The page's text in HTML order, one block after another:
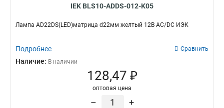
IEK BLS10-ADDS-012-K05
Лампа AD22DS(LED)матрица d22мм желтый 12В AC/DC ИЭК
Подробнее Сравнить
Наличие: В наличии
128,47 ₽
оптовая цена
– +